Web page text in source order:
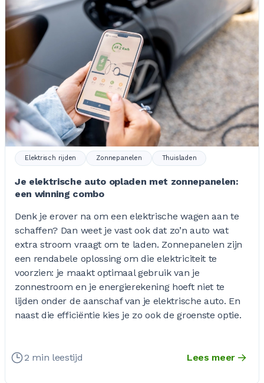
Elektrisch rijden Zonnepanelen Thuisladen
Je elektrische auto opladen met zonnepanelen:
een winning combo
Denk je erover na om een elektrische wagen aan te
schaffen? Dan weet je vast ook dat zo’n auto wat
extra stroom vraagt om te laden. Zonnepanelen zijn
een rendabele oplossing om die elektriciteit te
voorzien: je maakt optimaal gebruik van je
zonnestroom en je energierekening hoeft niet te
lijden onder de aanschaf van je elektrische auto. En
naast die efficiëntie kies je zo ook de groenste optie.
2 min leestijd Lees meer